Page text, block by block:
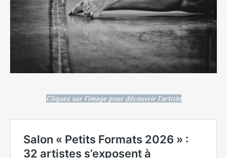
Cliquez sur l'image pour découvrir l'artiste